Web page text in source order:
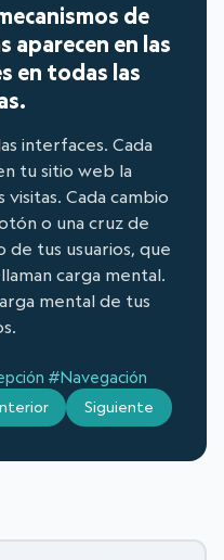
de
aparecen en las
en todas las
interfaces. Cada
tu sitio web la
Cada cambio
o una cruz de
tus usuarios, que
carga mental.
mental de tus
#Navegación
Siguiente